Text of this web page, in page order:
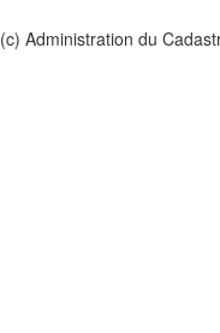
(c) Administration du